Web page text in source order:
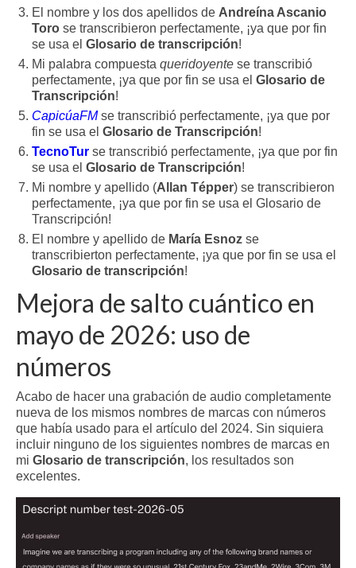
El nombre y los dos apellidos de Andreína Ascanio
Toro se transcribieron perfectamente, ¡ya que por fin
se usa el Glosario de transcripción!
Mi palabra compuesta queridoyente se transcribió
perfectamente, ¡ya que por fin se usa el Glosario de
Transcripción!
CapicúaFMse transcribió perfectamente, ¡ya que por
fin se usa el Glosario de Transcripción!
TecnoTur se transcribió perfectamente, ¡ya que por fin
se usa el Glosario de Transcripción!
Mi nombre y apellido (Allan Tépper) se transcribieron
perfectamente, ¡ya que por fin se usa el Glosario de
Transcripción!
El nombre y apellido de María Esnoz se
transcribierton perfectamente, ¡ya que por fin se usa el
Glosario de transcripción!
Mejora de salto cuántico en
mayo de 2026: uso de
números
Acabo de hacer una grabación de audio completamente
nueva de los mismos nombres de marcas con números
que había usado para el artículo del 2024. Sin siquiera
incluir ninguno de los siguientes nombres de marcas en
mi Glosario de transcripción, los resultados son
excelentes.